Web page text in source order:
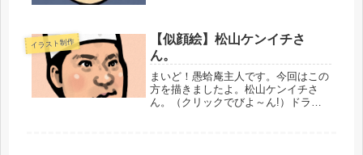
りのない1日をすごしておりました。
そんなクリスマスですが、複雑な気持
ちで...
イラスト制作
【似顔絵】松山ケンイチさ
ん。
まいど！愚蛤庵主人です。今回はこの
方を描きましたよ。松山ケンイチさ
ん。（クリックでびよ～ん!）ドラマ